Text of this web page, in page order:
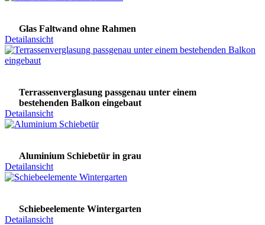
Glas Faltwand ohne Rahmen
Detailansicht
Terrassenverglasung passgenau unter einem
bestehenden Balkon eingebaut
Detailansicht
Aluminium Schiebetür in grau
Detailansicht
Schiebeelemente Wintergarten
Detailansicht